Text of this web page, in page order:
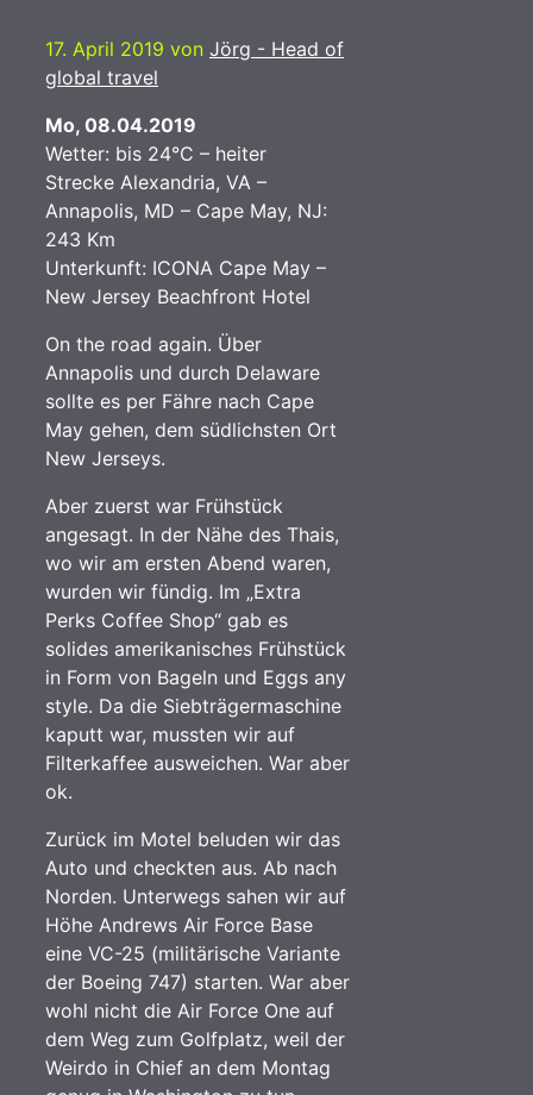
17. April 2019 von Jörg - Head of
global travel
Mo, 08.04.2019
Wetter: bis 24°C – heiter
Strecke Alexandria, VA –
Annapolis, MD – Cape May, NJ:
243 Km
Unterkunft: ICONA Cape May –
New Jersey Beachfront Hotel
On the road again. Über
Annapolis und durch Delaware
sollte es per Fähre nach Cape
May gehen, dem südlichsten Ort
New Jerseys.
Aber zuerst war Frühstück
angesagt. In der Nähe des Thais,
wo wir am ersten Abend waren,
wurden wir fündig. Im „Extra
Perks Coffee Shop“ gab es
solides amerikanisches Frühstück
in Form von Bageln und Eggs any
style. Da die Siebträgermaschine
kaputt war, mussten wir auf
Filterkaffee ausweichen. War aber
ok.
Zurück im Motel beluden wir das
Auto und checkten aus. Ab nach
Norden. Unterwegs sahen wir auf
Höhe Andrews Air Force Base
eine VC-25 (militärische Variante
der Boeing 747) starten. War aber
wohl nicht die Air Force One auf
dem Weg zum Golfplatz, weil der
Weirdo in Chief an dem Montag